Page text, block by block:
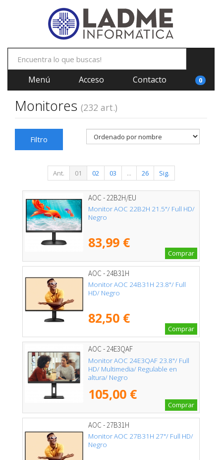
Menú Acceso Contacto 0
Monitores (232 art.)
Filtro
Ant. 01 02 03 ... 26 Sig.
AOC - 22B2H/EU
Monitor AOC 22B2H 21.5"/ Full HD/
Negro
83,99 €
Comprar
AOC - 24B31H
Monitor AOC 24B31H 23.8"/ Full
HD/ Negro
82,50 €
Comprar
AOC - 24E3QAF
Monitor AOC 24E3QAF 23.8"/ Full
HD/ Multimedia/ Regulable en
altura/ Negro
105,00 €
Comprar
AOC - 27B31H
Monitor AOC 27B31H 27"/ Full HD/
Negro